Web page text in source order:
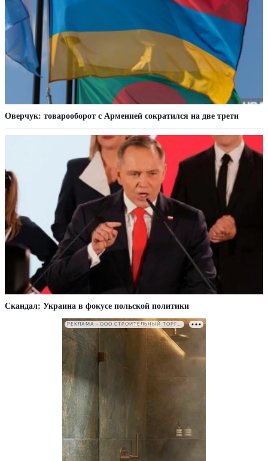
Оверчук: товарооборот с Арменией сократился на две трети
Скандал: Украина в фокусе польской политики
РЕКЛАМА • ООО СТРОИТЕЛЬНЫЙ ТОРГОВЫЙ ДОМ «ПЕТРОВИЧ». ИНН: 7802348846